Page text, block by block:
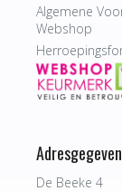
Algemene
Webshop
De Beeke 4